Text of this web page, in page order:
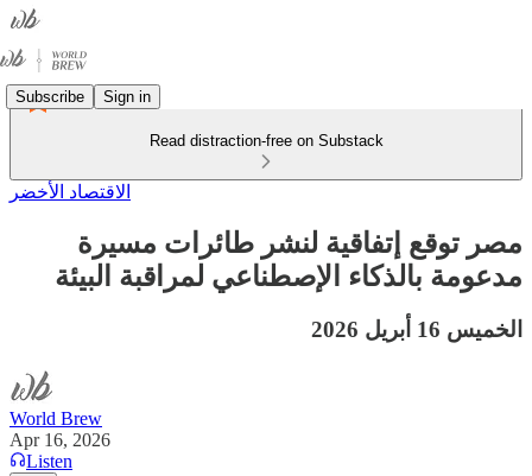
Subscribe Sign in
Read distraction-free on Substack
الاقتصاد الأخضر
مصر توقع إتفاقية لنشر طائرات مسيرة
مدعومة بالذكاء الإصطناعي لمراقبة البيئة
الخميس 16 أبريل 2026
World Brew
Apr 16, 2026
Listen